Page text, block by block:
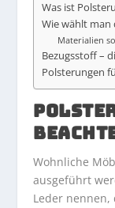
Was ist
Wie wählt man
Materialien
Bezugsstoff –
Polsterungen
Wohnliche
ausgeführt
Leder nennen,